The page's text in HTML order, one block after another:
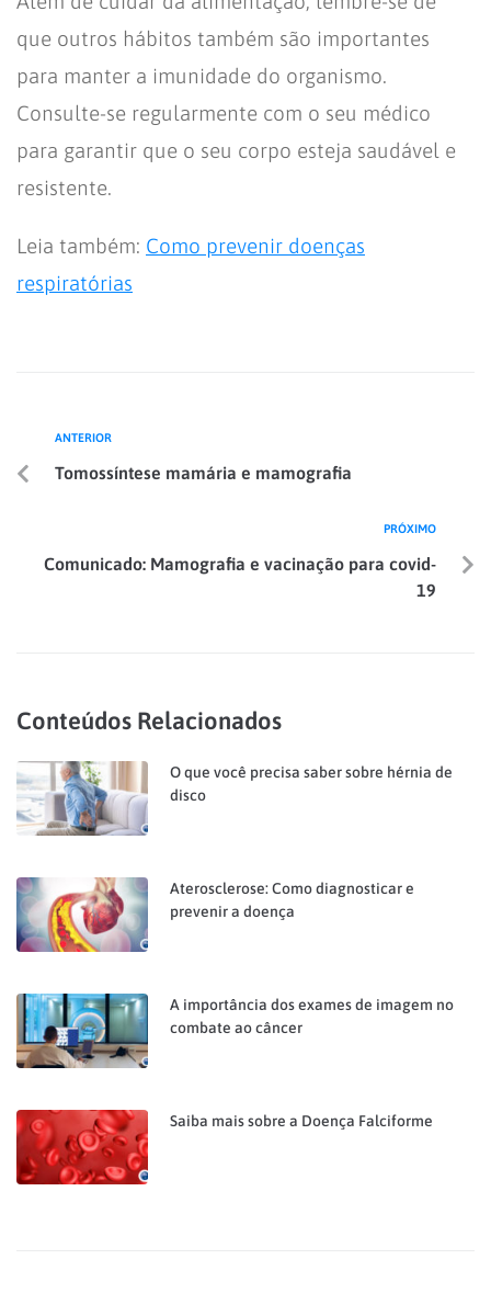
que outros hábitos também são importantes
para manter a imunidade do organismo.
Consulte-se regularmente com o seu médico
para garantir que o seu corpo esteja saudável e
resistente.
Leia também: Como prevenir doenças
respiratórias
ANTERIOR
Tomossíntese mamária e mamografia
PRÓXIMO
Comunicado: Mamografia e vacinação para covid-
19
Conteúdos Relacionados
O que você precisa saber sobre hérnia de
disco
Aterosclerose: Como diagnosticar e
prevenir a doença
A importância dos exames de imagem no
combate ao câncer
Saiba mais sobre a Doença Falciforme